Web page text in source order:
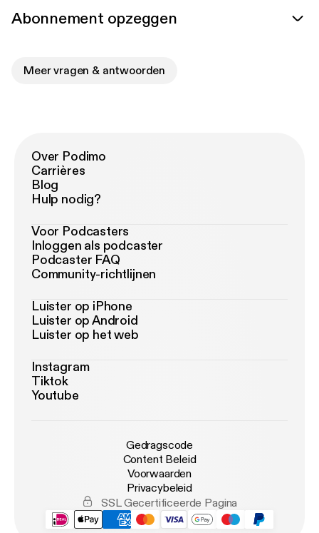
Abonnement opzeggen
Meer vragen & antwoorden
Over Podimo
Carrières
Blog
Hulp nodig?
Voor Podcasters
Inloggen als podcaster
Podcaster FAQ
Community-richtlijnen
Luister op iPhone
Luister op Android
Luister op het web
Instagram
Tiktok
Youtube
Gedragscode
Content Beleid
Voorwaarden
Privacybeleid
SSL Gecertificeerde Pagina